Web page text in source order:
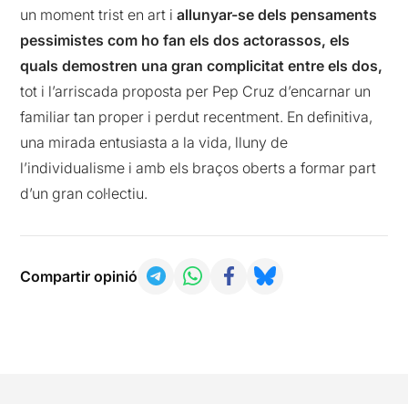
un moment trist en art iallunyar-se dels pensaments
pessimistes com ho fan els dos actorassos, els
quals demostren una gran complicitat entre els dos,
tot i l’arriscada proposta per Pep Cruz d’encarnar un
familiar tan proper i perdut recentment. En definitiva,
una mirada entusiasta a la vida, lluny de
l’individualisme i amb els braços oberts a formar part
d’un gran col·lectiu.
Compartir opinió